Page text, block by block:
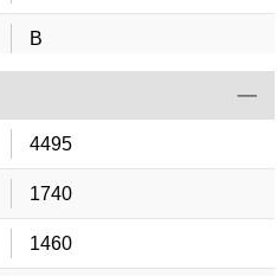
B
4495
1740
1460